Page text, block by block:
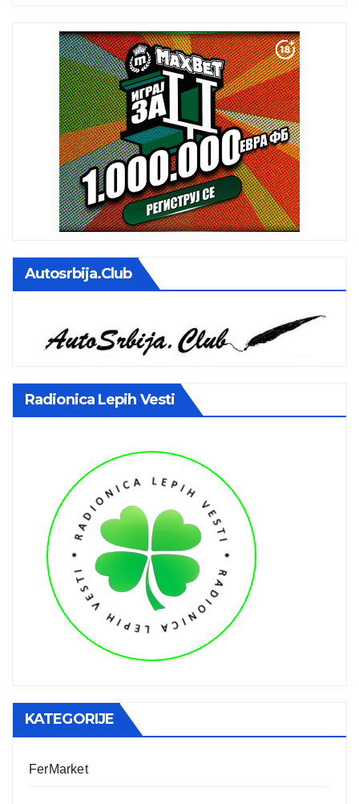
Autosrbija.club
Radionica Lepih Vesti
KATEGORIJE
FerMarket